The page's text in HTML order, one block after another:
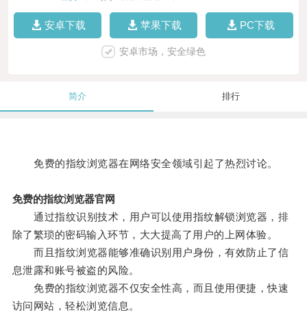
安卓下载 苹果下载 PC下载
安卓市场，安全绿色
简介 排行
免费的指纹浏览器在网络安全领域引起了热烈讨论。
免费的指纹浏览器官网
通过指纹识别技术，用户可以使用指纹解锁浏览器，排
除了繁琐的密码输入环节，大大提高了用户的上网体验。
而且指纹浏览器能够准确识别用户身份，有效防止了信
息泄露和账号被盗的风险。
免费的指纹浏览器不仅安全性高，而且使用便捷，快速
访问网站，轻松浏览信息。